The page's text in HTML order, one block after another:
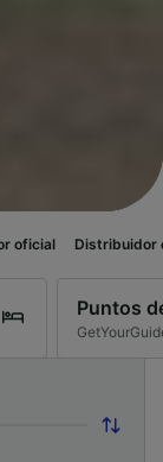
oficial
Puntos